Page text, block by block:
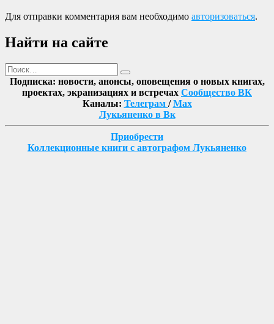
Для отправки комментария вам необходимо авторизоваться.
Найти на сайте
Поиск
Найти
Подписка: новости, анонсы, оповещения о новых книгах,
проектах, экранизациях и встречах Сообщество ВК
Каналы: Телеграм /Max
Лукьяненко в Вк
Приобрести
Коллекционные книги с автографом Лукьяненко